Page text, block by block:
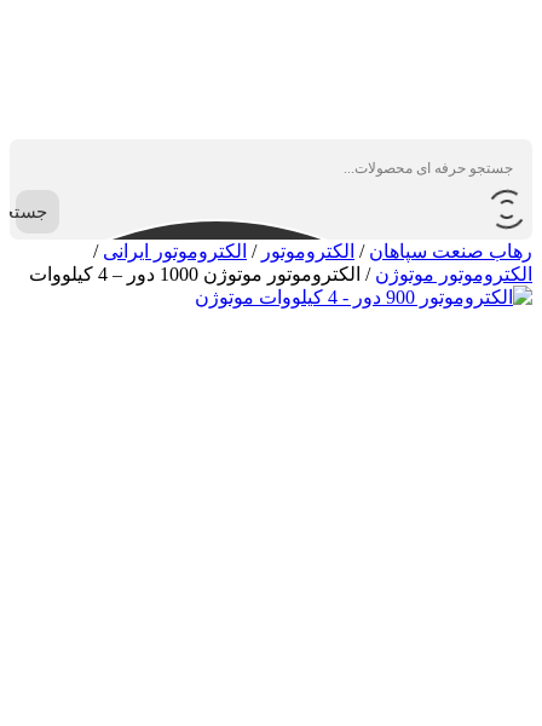
رهاب صنعت سپاهان / الکتروموتور / الکتروموتور ایرانی /
الکتروموتور موتوژن / الکتروموتور موتوژن 1000 دور – 4 کیلووات